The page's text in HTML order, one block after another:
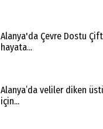
Alanya'da Çevre Dostu
hayata...
Alanya’da veliler diken
için...